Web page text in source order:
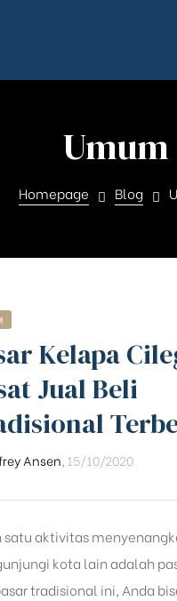
Umum
Homepage Blog
Kelapa
Jual Beli
Ansen 15/10/2020
satu aktivitas
kota lain adalah
tradisional ini, Anda